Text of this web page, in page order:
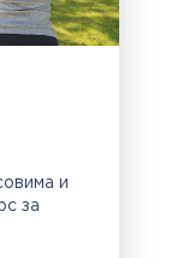
и
за